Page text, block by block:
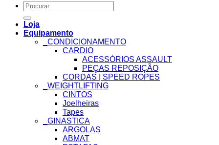
Search
for:
Loja
Equipamento
_CONDICIONAMENTO
CARDIO
ACESSÓRIOS ASSAULT
PEÇAS REPOSIÇÃO
CORDAS | SPEED ROPES
_WEIGHTLIFTING
CINTOS
Joelheiras
Tapes
_GINASTICA
ARGOLAS
ABMAT